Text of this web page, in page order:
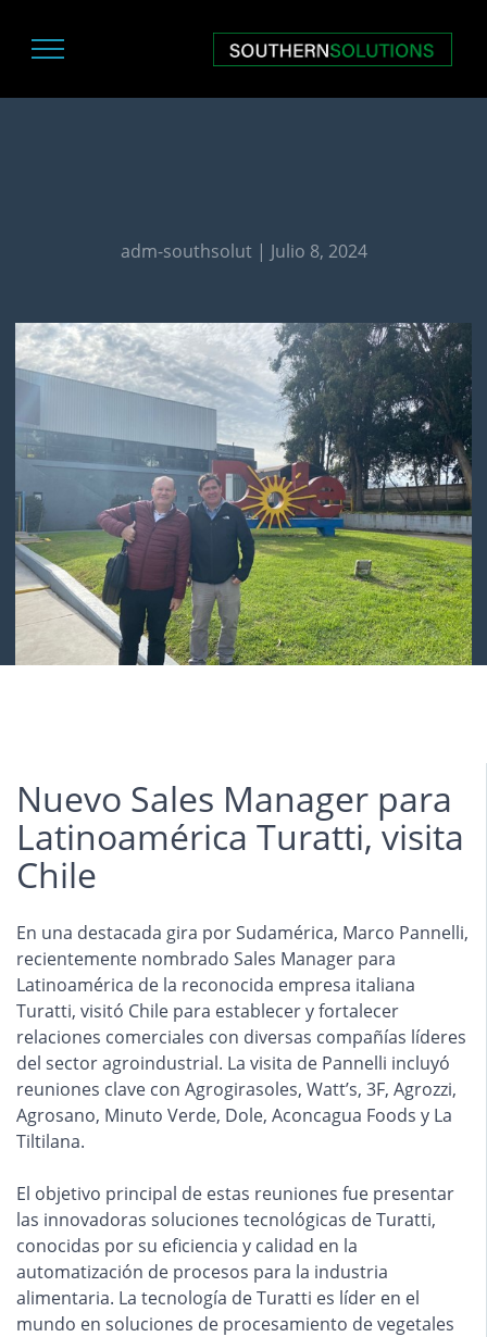
adm-southsolut | Julio 8, 2024
Nuevo Sales Manager para
Latinoamérica Turatti, visita
Chile
En una destacada gira por Sudamérica, Marco Pannelli,
recientemente nombrado Sales Manager para
Latinoamérica de la reconocida empresa italiana
Turatti, visitó Chile para establecer y fortalecer
relaciones comerciales con diversas compañías líderes
del sector agroindustrial. La visita de Pannelli incluyó
reuniones clave con Agrogirasoles, Watt’s, 3F, Agrozzi,
Agrosano, Minuto Verde, Dole, Aconcagua Foods y La
Tiltilana.
El objetivo principal de estas reuniones fue presentar
las innovadoras soluciones tecnológicas de Turatti,
conocidas por su eficiencia y calidad en la
automatización de procesos para la industria
alimentaria. La tecnología de Turatti es líder en el
mundo en soluciones de procesamiento de vegetales